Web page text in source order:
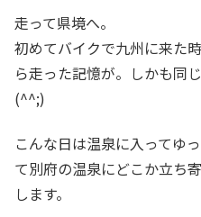
走って県境へ。
初めてバイクで九州に来た
ら走った記憶が。しかも同
(^^;)
こんな日は温泉に入ってゆ
て別府の温泉にどこか立ち
します。